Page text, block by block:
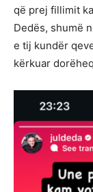
që prej fillimit
Dedës, shumë
e tij kundër
kërkuar